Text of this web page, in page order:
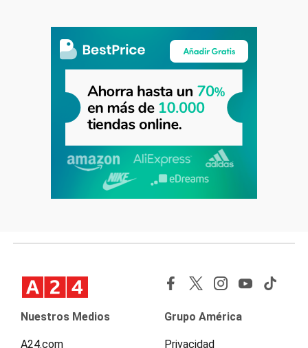
Nuestros Medios
A24.com
Grupo América
Privacidad